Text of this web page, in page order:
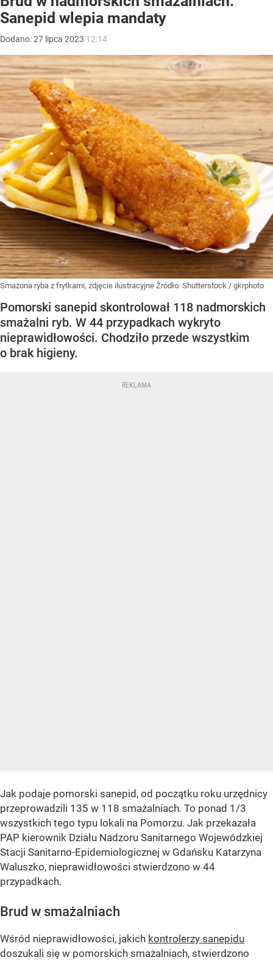
Sanepid wlepia mandaty
Dodano:27 lipca 2023 12:14
Smażona ryba z frytkami, zdjęcie ilustracyjne Źródło: Shutterstock / gkrphoto
Pomorski sanepid skontrolował 118 nadmorskich
smażalni ryb. W 44 przypadkach wykryto
nieprawidłowości. Chodziło przede wszystkim
o brak higieny.
Jak podaje pomorski sanepid, od początku roku urzędnicy
przeprowadzili 135 w 118 smażalniach. To ponad 1/3
wszystkich tego typu lokali na Pomorzu. Jak przekazała
PAP kierownik Działu Nadzoru Sanitarnego Wojewódzkiej
Stacji Sanitarno-Epidemiologicznej w Gdańsku Katarzyna
Waluszko, nieprawidłowości stwierdzono w 44
przypadkach.
Brud w smażalniach
Wśród nieprawidłowości, jakich kontrolerzy sanepidu
doszukali się w pomorskich smażalniach, stwierdzono